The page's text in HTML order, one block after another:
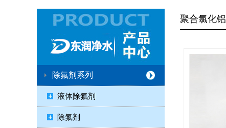
除氟剂系列
液体除氟剂
除氟剂
聚合氯化铝